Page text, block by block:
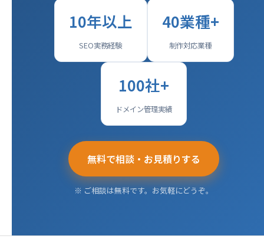
10年以上
SEO実務経験
40業種+
制作対応業種
100社+
ドメイン管理実績
無料で相談・お見積りする
※ ご相談は無料です。お気軽にどうぞ。